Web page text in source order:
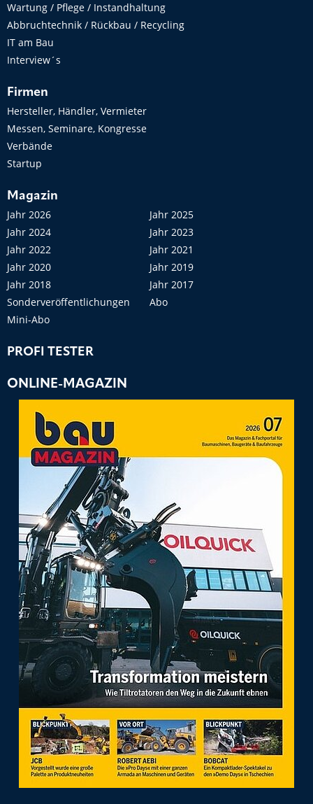
Wartung / Pflege / Instandhaltung
Abbruchtechnik / Rückbau / Recycling
IT am Bau
Interview´s
Firmen
Hersteller, Händler, Vermieter
Messen, Seminare, Kongresse
Verbände
Startup
Magazin
Jahr 2026
Jahr 2025
Jahr 2024
Jahr 2023
Jahr 2022
Jahr 2021
Jahr 2020
Jahr 2019
Jahr 2018
Jahr 2017
Sonderveröffentlichungen
Abo
Mini-Abo
PROFI TESTER
ONLINE-MAGAZIN